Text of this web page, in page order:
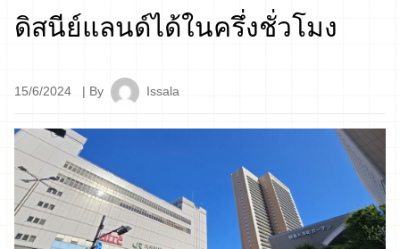
ดิสนีย์แลนด์ได้ในครึ่งชั่วโมง
15/6/2024 | By Issala